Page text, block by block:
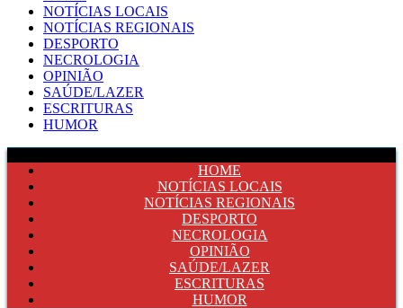
NOTÍCIAS LOCAIS
NOTÍCIAS REGIONAIS
DESPORTO
NECROLOGIA
OPINIÃO
SAÚDE/LAZER
ESCRITURAS
HUMOR
HOME
NOTÍCIAS LOCAIS
NOTÍCIAS REGIONAIS
DESPORTO
NECROLOGIA
OPINIÃO
SAÚDE/LAZER
ESCRITURAS
HUMOR